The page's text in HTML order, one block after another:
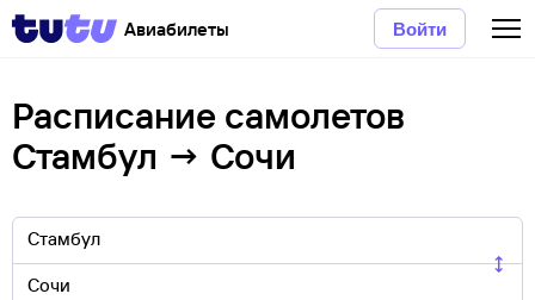
Авиабилеты Войти
Расписание самолетов
Стамбул → Сочи